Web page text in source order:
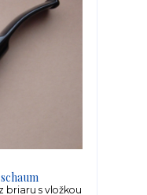
briaru s vložkou